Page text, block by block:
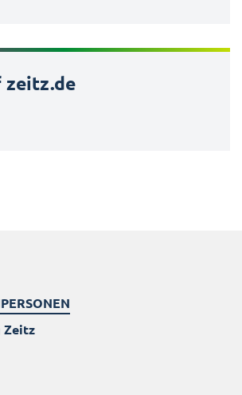
zeitz.de
Zeitz